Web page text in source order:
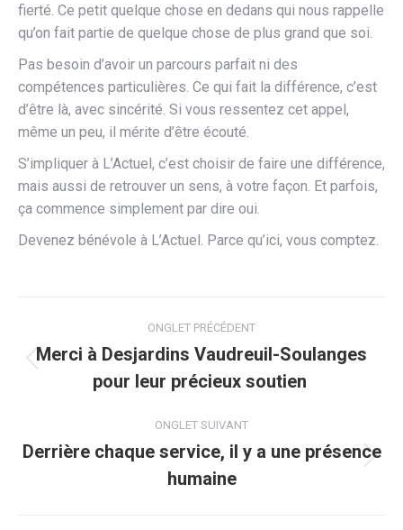
fierté. Ce petit quelque chose en dedans qui nous rappelle
qu’on fait partie de quelque chose de plus grand que soi.
Pas besoin d’avoir un parcours parfait ni des
compétences particulières. Ce qui fait la différence, c’est
d’être là, avec sincérité. Si vous ressentez cet appel,
même un peu, il mérite d’être écouté.
S’impliquer à L’Actuel, c’est choisir de faire une différence,
mais aussi de retrouver un sens, à votre façon. Et parfois,
ça commence simplement par dire oui.
Devenez bénévole à L’Actuel. Parce qu’ici, vous comptez.
Navigation
de
commentaire
ONGLET PRÉCÉDENT
précédent
Merci à Desjardins Vaudreuil-Soulanges
pour leur précieux soutien
ONGLET SUIVANT
Onglet
suivant
Derrière chaque service, il y a une présence
humaine